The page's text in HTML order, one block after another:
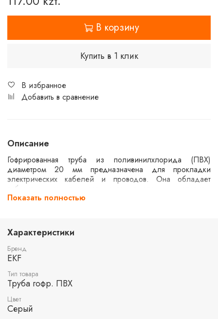
В корзину
Купить в 1 клик
В избранное
Добавить в сравнение
Описание
Гофрированная труба из поливинилхлорида (ПВХ)
диаметром 20 мм предназначена для прокладки
электрических кабелей и проводов. Она обладает
гибкостью, что упрощает монтаж в сложных условиях.
Протяжка внутри трубы облегчает процесс установки.
обеспечивает нейтральный внешний вид, подходящий
для различных интерьеров и экстерьеров.
Показать полностью
Характеристики
Бренд
EKF
Тип товара
Труба гофр. ПВХ
Цвет
Серый